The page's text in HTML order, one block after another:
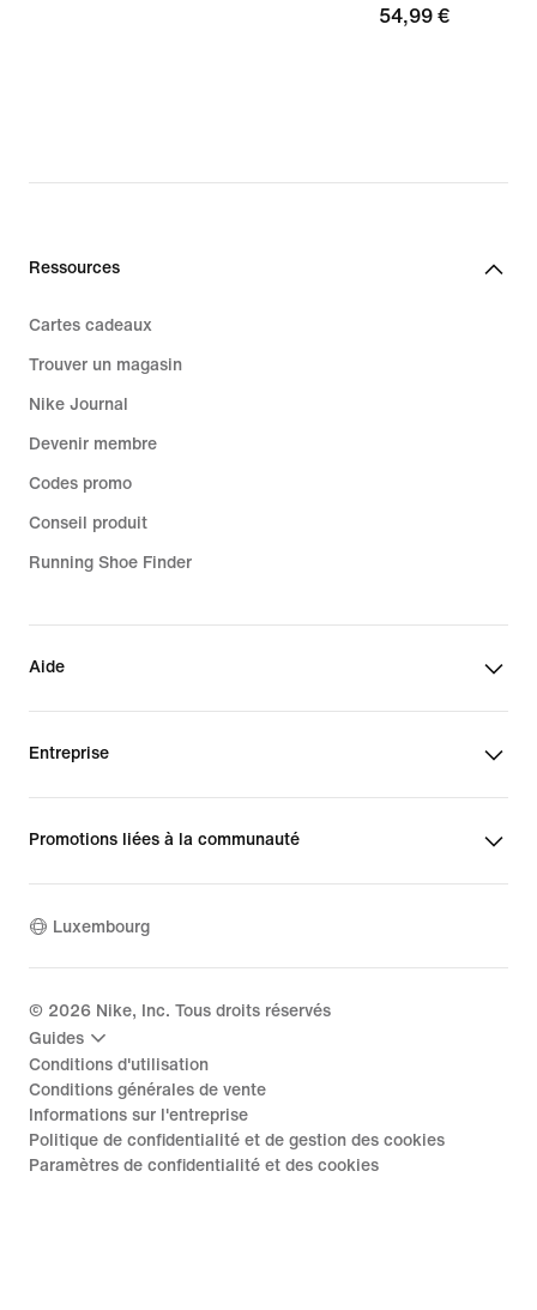
54,99 €
54,99 €
Ressources
Cartes cadeaux
Trouver un magasin
Nike Journal
Devenir membre
Codes promo
Conseil produit
Running Shoe Finder
Aide
Entreprise
Promotions liées à la communauté
Luxembourg
© 2026 Nike, Inc. Tous droits réservés
Guides
Conditions d'utilisation
Conditions générales de vente
Informations sur l'entreprise
Politique de confidentialité et de gestion des cookies
Paramètres de confidentialité et des cookies